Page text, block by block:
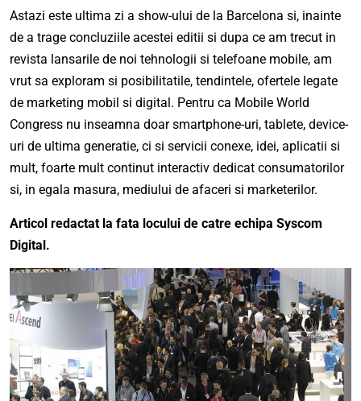
Astazi este ultima zi a show-ului de la Barcelona si, inainte
de a trage concluziile acestei editii si dupa ce am trecut in
revista lansarile de noi tehnologii si telefoane mobile, am
vrut sa exploram si posibilitatile, tendintele, ofertele legate
de marketing mobil si digital. Pentru ca Mobile World
Congress nu inseamna doar smartphone-uri, tablete, device-
uri de ultima generatie, ci si servicii conexe, idei, aplicatii si
mult, foarte mult continut interactiv dedicat consumatorilor
si, in egala masura, mediului de afaceri si marketerilor.
Articol redactat la fata locului de catre echipa Syscom
Digital .